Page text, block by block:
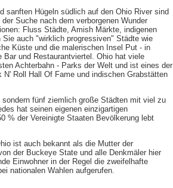
sanften Hügeln südlich auf den Ohio River sind
Suche nach dem verborgenen Wunder
Fluss Städte, Amish Märkte, indigenen
auch "wirklich progressiven" Städte wie
Küste und die malerischen Insel Put - in
Bar und Restaurantviertel. Ohio hat viele
Achterbahn - Parks der Welt und ist eines der
Roll Hall Of Fame und indischen Grabstätten
fünf ziemlich große Städten mit viel zu
hat seinen eigenen einzigartigen
% der Vereinigte Staaten Bevölkerung lebt
ist auch bekannt als die Mutter der
der Buckeye State und alle Denkmäler hier
Einwohner in der Regel die zweifelhafte
nationalen Wahlen aufgerufen.